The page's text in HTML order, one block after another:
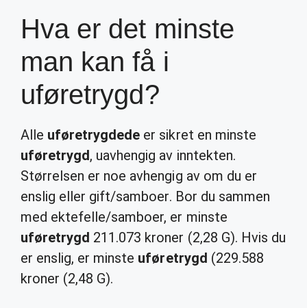
Hva er det minste
man kan få i
uføretrygd?
Alle uføretrygdede er sikret en minste
uføretrygd, uavhengig av inntekten.
Størrelsen er noe avhengig av om du er
enslig eller gift/samboer. Bor du sammen
med ektefelle/samboer, er minste
uføretrygd 211.073 kroner (2,28 G). Hvis du
er enslig, er minste uføretrygd (229.588
kroner (2,48 G).